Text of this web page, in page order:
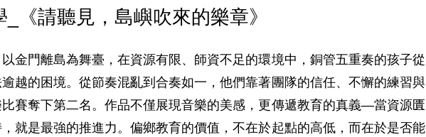
《請聽見，島嶼吹來的樂章》
以金門離島為舞臺，在資源有限、師資不足的環境中，銅管五重奏的孩子從
越的困境。從節奏混亂到合奏如一，他們靠著團隊的信任、不懈的練習與
賽奪下第二名。作品不僅展現音樂的美感，更傳遞教育的真義—當資源匱
就是最強的推進力。偏鄉教育的價值，不在於起點的高低，而在於是否能